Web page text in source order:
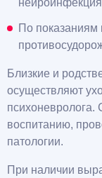
По показаниям
Близкие и
осуществляют
психоневролога.
воспитанию,
патологии.
При наличии